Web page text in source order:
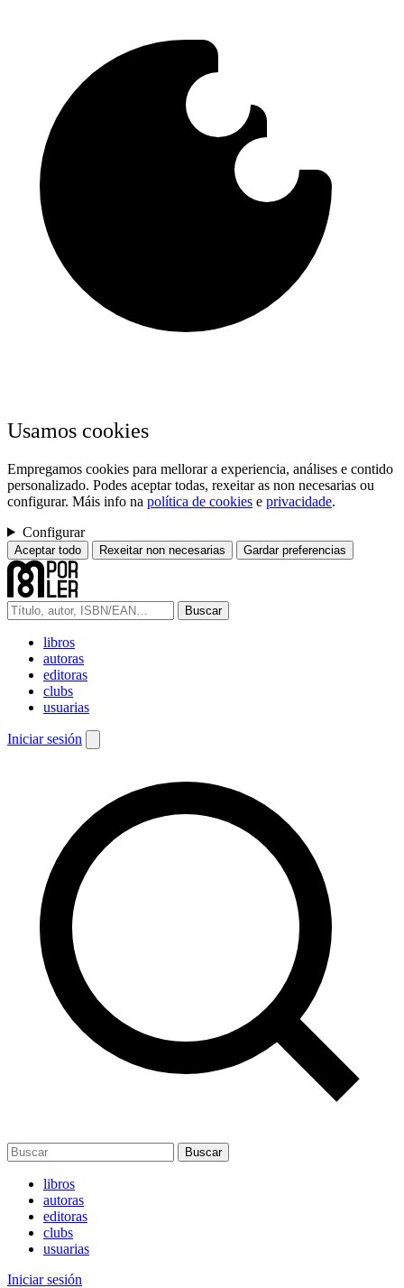
Usamos cookies
Empregamos cookies para mellorar a experiencia, análises e contido
personalizado. Podes aceptar todas, rexeitar as non necesarias ou
configurar. Máis info na política de cookies e privacidade.
Configurar
Aceptar todo Rexeitar non necesarias Gardar preferencias
Buscar
libros
autoras
editoras
clubs
usuarias
Iniciar sesión
Buscar
libros
autoras
editoras
clubs
usuarias
Iniciar sesión